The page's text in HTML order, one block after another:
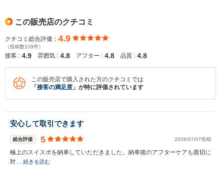
この販売店のクチコミ
クチコミ総合評価： 4.9
（投稿数129件）
接客 : 4.9 雰囲気 : 4.8 アフター : 4.8 品質 : 4.8
この販売店で購入された方のクチコミでは
「 接客の満足度 」が特に評価されています
安心して取引できます
総合評価 5 2026/07/07投稿
極上のスイスポを納車していただきました。納車後のアフターケアも親切に
対… 続きを読む